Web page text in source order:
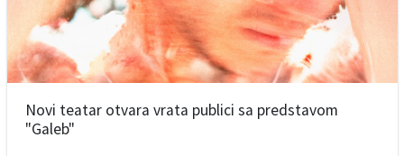
Novi teatar otvara vrata publici sa predstavom
"Galeb"